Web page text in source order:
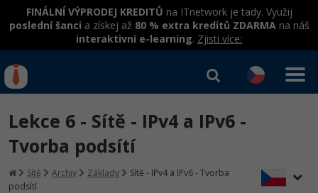
FINÁLNÍ VÝPRODEJ KREDITŮ na ITnetwork je tady. Využij
poslední šanci a získej až 80 % extra kreditů ZDARMAna náš
interaktivní e-learning. Zjisti více:
Rekvalifikace a kurzy
hrazené úřadem práce
Workshopy zdarma
Kurzy IT profesí
Přihlásit se | Registrovat
Lekce 6 - Sítě - IPv4 a IPv6 -
Tvorba podsítí
Sítě Archiv Základy
Sítě - IPv4 a IPv6 - Tvorba
podsítí